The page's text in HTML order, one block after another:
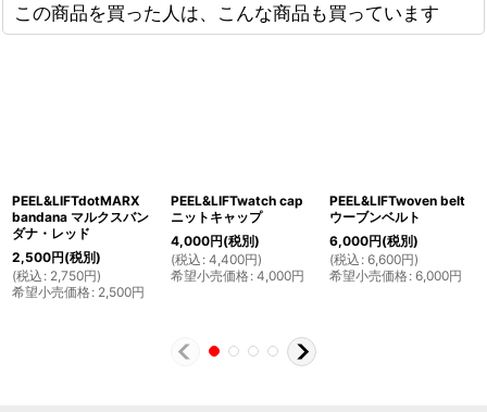
この商品を買った人は、こんな商品も買っています
PEEL&LIFTdotMARX
bandana マルクスバン
ダナ・レッド
2,500円(税別)
(税込 : 2,750円)
希望小売価格: 2,500円
PEEL&LIFTwatch cap
ニットキャップ
4,000円(税別)
(税込 : 4,400円)
希望小売価格: 4,000円
PEEL&LIFTwoven belt
ウーブンベルト
6,000円(税別)
(税込 : 6,600円)
希望小売価格: 6,000円